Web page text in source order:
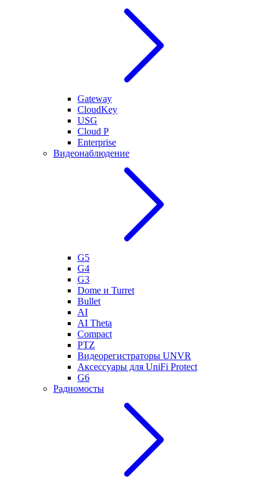
Gateway
CloudKey
USG
Cloud P
Enterprise
Видеонаблюдение
G5
G4
G3
Dome и Turret
Bullet
AI
AI Theta
Compact
PTZ
Видеорегистраторы UNVR
Аксессуары для UniFi Protect
G6
Радиомосты